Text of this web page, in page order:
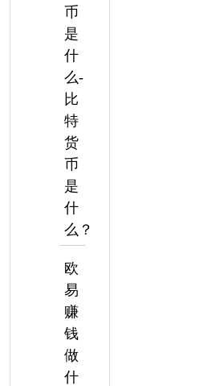
币
是
什
么-
比
特
货
币
是
什
么？
欧
易
赚
钱
做
什